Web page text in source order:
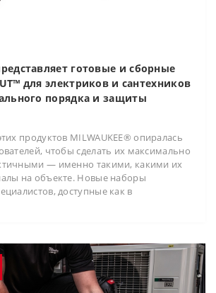
готовые и сборные
для электриков и сантехников
порядка и защиты
продуктов MILWAUKEE® опиралась
чтобы сделать их максимально
— именно такими, какими их
на объекте. Новые наборы
доступные как в